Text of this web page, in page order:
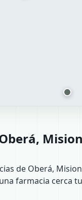
de Oberá,
farmacia cerca